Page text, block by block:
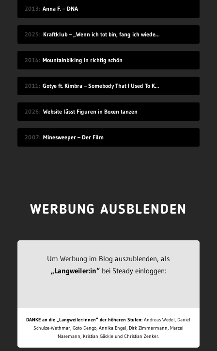
2013 Anna F. – DNA
2025 Kraftklub – „Wenn ich tot bin, fang ich wieder an“
2014 Mountainbiking in richtig schön
2011 Gotye ft. Kimbra – Somebody That I Used To Know
2026 Website lässt Figuren in Boxen tanzen
2007 Minesweeper – Der Film
WERBUNG AUSBLENDEN
Um Werbung im Blog auszublenden, als
„Langweiler:in“bei Steady einloggen:
DANKE an die „Langweiler:innen“ der höheren Stufen: Andreas Wedel, Daniel
Schulze-Wethmar, Goto Dengo, Annika Engel, Dirk Zimmermann, Marcel
Nasemann, Kristian Gäckle und Christian Zenker.